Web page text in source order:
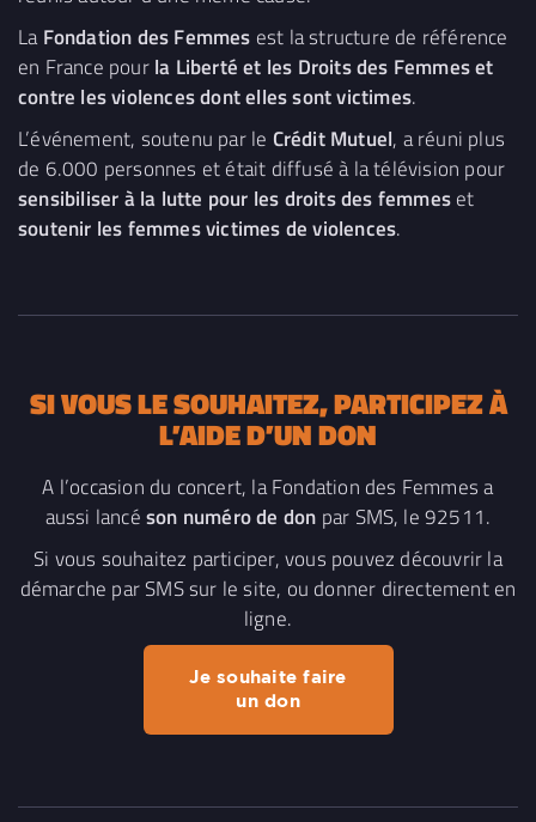
La Fondation des Femmes est la structure de référence
en France pour la Liberté et les Droits des Femmes et
contre les violences dont elles sont victimes.
L’événement, soutenu par le Crédit Mutuel, a réuni plus
de 6.000 personnes et était diffusé à la télévision pour
sensibiliser à la lutte pour les droits des femmes et
soutenir les femmes victimes de violences.
SI VOUS LE SOUHAITEZ, PARTICIPEZ À
L’AIDE D’UN DON
A l’occasion du concert, la Fondation des Femmes a
aussi lancéson numéro de don par SMS, le 92511.
Si vous souhaitez participer, vous pouvez découvrir la
démarche par SMS sur le site, ou donner directement en
ligne.
Je souhaite faire
un don